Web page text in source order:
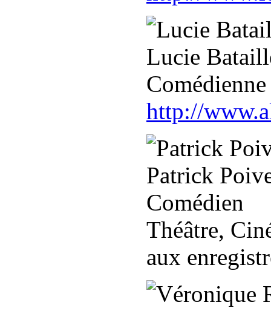
Lucie
Comédienne
http://
Patrick
Comédien
Théâtre,
aux